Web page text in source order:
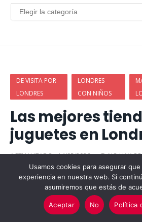
DE VISITA POR
LONDRES
LONDRES
CON NIÑOS
Las mejores
juguetes en
ACTUALIZADO: 14/05/2026
NO HAY
7 MINUTOS
AMY Y ALBERTO
Usamos cookies para asegurar
experiencia en nuestra web. Si
asumiremos que estás de
Aceptar No Política